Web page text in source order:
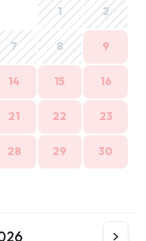
1 2
7 8 9
14 15 16
21 22 23
28 29 30